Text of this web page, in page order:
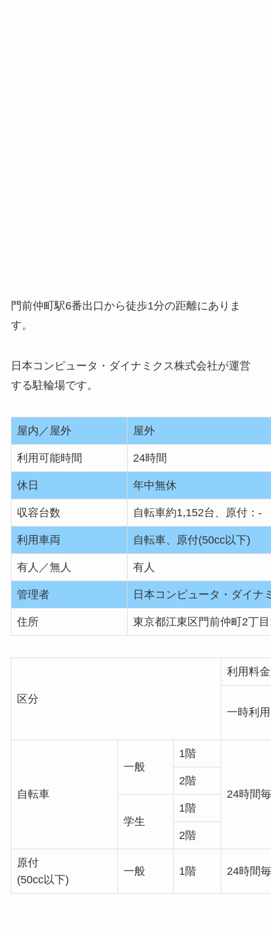
門前仲町駅6番出口から徒歩1分の距離にありま
す。
日本コンピュータ・ダイナミクス株式会社が運営
する駐輪場です。
屋内／屋外 屋外
利用可能時間 24時間
休日 年中無休
収容台数 自転車約1,152台、原付：-
利用車両 自転車、原付(50cc以下)
有人／無人 有人
管理者 日本コンピュータ・ダイナ
住所 東京都江東区門前仲町2丁
区分
利用料金
一時利用
自転車
一般
1階
24時間
2階
学生
1階
2階
原付
(50cc以下)
一般 1階 24時間